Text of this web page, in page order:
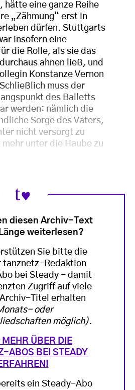
hätte eine ganze Reihe
„Zähmung“ erst in
dürfen. Stuttgarts
insofern eine
die Rolle, als sie das
ahnen ließ, und
Konstanze Vernon
muss der
des Balletts
werden: nämlich die
Sorge des Vaters,
nicht versorgt zu
unter die Haube zu
diesen Archiv-Text
weiterlesen?
Sie bitte die
tanznetz-Redaktion
bei Steady - damit
Zugriff auf viele
Titel erhalten
oder
möglich).
ÜBER DIE
ABOS BEI STEADY
ein Steady-Abo